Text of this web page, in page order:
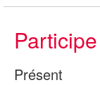
Participe
Présent